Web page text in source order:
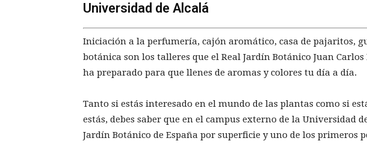
Universidad de Alcalá
Iniciación a la perfumería, cajón aromático, casa de pajaritos,
botánica son los talleres que el Real Jardín Botánico Juan
ha preparado para que llenes de aromas y colores tu día a día.
Tanto si estás interesado en el mundo de las plantas como si
estás, debes saber que en el campus externo de la Universidad
Jardín Botánico de España por superficie y uno de los primeros